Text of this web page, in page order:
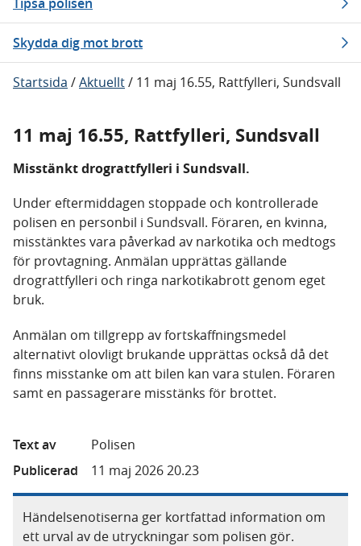
Skydda dig mot brott
Startsida /Aktuellt/ 11 maj 16.55, Rattfylleri, Sundsvall
11 maj 16.55, Rattfylleri, Sundsvall
Misstänkt drograttfylleri i Sundsvall.
Under eftermiddagen stoppade och kontrollerade
polisen en personbil i Sundsvall. Föraren, en kvinna,
misstänktes vara påverkad av narkotika och medtogs
för provtagning. Anmälan upprättas gällande
drograttfylleri och ringa narkotikabrott genom eget
bruk.
Anmälan om tillgrepp av fortskaffningsmedel
alternativt olovligt brukande upprättas också då det
finns misstanke om att bilen kan vara stulen. Föraren
samt en passagerare misstänks för brottet.
Text av
Polisen
Publicerad
11 maj 2026 20.23
Händelsenotiserna ger kortfattad information om
ett urval av de utryckningar som polisen gör.